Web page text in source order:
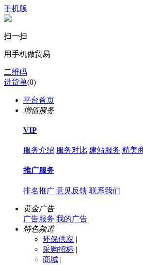
手机版
扫一扫
用手机做贸易
二维码
进货单(0)
平台首页
增值服务
VIP
服务介绍 服务对比 建站服务 精美
推广服务
排名推广 意见反馈 联系我们
黄金广告
广告服务 我的广告
特色频道
环保供应 |
采购招标 |
商城 |